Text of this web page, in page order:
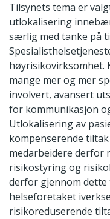
Tilsynets tema er
utlokalisering
særlig med tanke på
høyrisikovirksomhet.
mange mer og mer
involvert, avansert
for kommunikasjon
Utlokalisering av
kompenserende
medarbeidere derfor
risikostyring og
derfor gjennom
helseforetaket
risikoreduserende